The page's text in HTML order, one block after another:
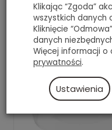
Polecamy
Klikając “Zgoda”
wszystkich danych
Kliknięcie
danych
Więcej informacji o
prywatności.
Ustawienia